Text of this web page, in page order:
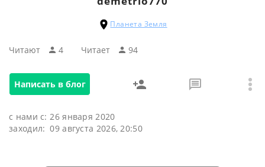
Планета Земля
Читают 4 Читаeт 94
Написать в блог
с нами с: 26 января 2020
заходил: 09 августа 2026, 20:50